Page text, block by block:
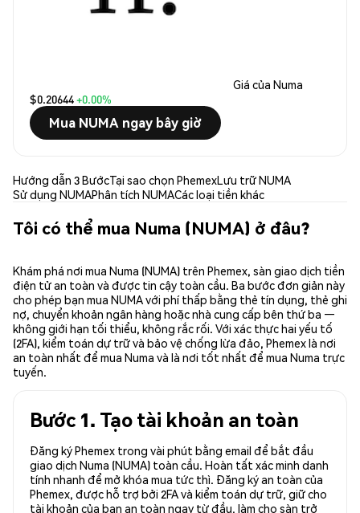
Giá của Numa
$0.20644+0.00%
Mua NUMA ngay bây giờ
Hướng dẫn 3 BướcTại sao chọn PhemexLưu trữ NUMA
Sử dụng NUMAPhân tích NUMACác loại tiền khác
Tôi có thể mua Numa (NUMA) ở đâu?
Khám phá nơi mua Numa (NUMA) trên Phemex, sàn giao dịch tiền
điện tử an toàn và được tin cậy toàn cầu. Ba bước đơn giản này
cho phép bạn mua NUMA với phí thấp bằng thẻ tín dụng, thẻ ghi
nợ, chuyển khoản ngân hàng hoặc nhà cung cấp bên thứ ba —
không giới hạn tối thiểu, không rắc rối. Với xác thực hai yếu tố
(2FA), kiểm toán dự trữ và bảo vệ chống lừa đảo, Phemex là nơi
an toàn nhất để mua Numa và là nơi tốt nhất để mua Numa trực
tuyến.
Bước 1. Tạo tài khoản an toàn
Đăng ký Phemex trong vài phút bằng email để bắt đầu
giao dịch Numa (NUMA) toàn cầu. Hoàn tất xác minh danh
tính nhanh để mở khóa mua tức thì. Đăng ký an toàn của
Phemex, được hỗ trợ bởi 2FA và kiểm toán dự trữ, giữ cho
tài khoản của bạn an toàn ngay từ đầu, làm cho sàn trở